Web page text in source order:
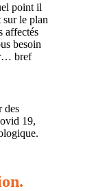
point il
le plan
affectés
besoin
bref
des
19,